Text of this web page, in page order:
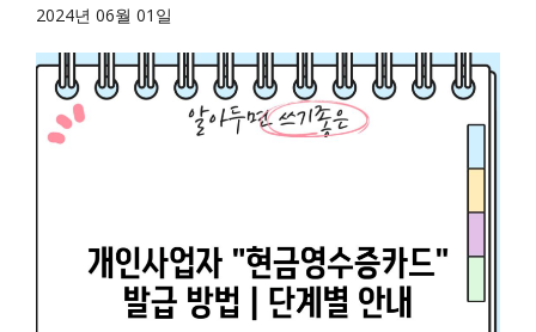
2024년 06월 01일